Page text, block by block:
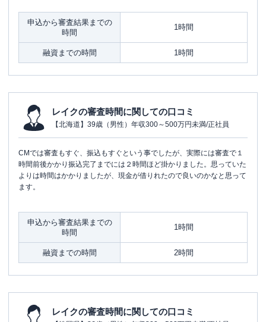
申込から審査結果までの
時間
1時間
融資までの時間 1時間
レイクの審査時間に関しての口コミ
【北海道】39歳（男性）年収300～500万円未満/正社員
CMでは審査もすぐ、振込もすぐという事でしたが、実際には審査で１
時間前後かかり振込完了までには２時間ほど掛かりました。思っていた
よりは時間はかかりましたが、現金が借りれたので良いのかなと思って
ます。
申込から審査結果までの
時間
1時間
融資までの時間 2時間
レイクの審査時間に関しての口コミ